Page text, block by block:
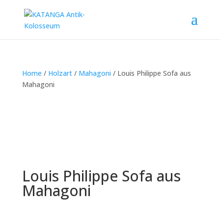
Home / Holzart/ Mahagoni / Louis Philippe Sofa aus
Mahagoni
Louis Philippe Sofa aus
Mahagoni